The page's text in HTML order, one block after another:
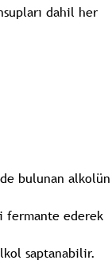
dahil her
bulunan alkolün
fermante ederek
saptanabilir.